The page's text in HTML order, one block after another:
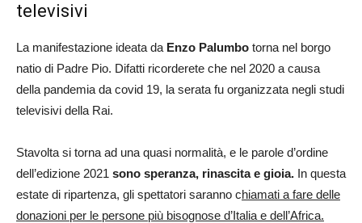
televisivi
La manifestazione ideata da Enzo Palumbo torna nel borgo
natio di Padre Pio. Difatti ricorderete che nel 2020 a causa
della pandemia da covid 19, la serata fu organizzata negli studi
televisivi della Rai.
Stavolta si torna ad una quasi normalità, e le parole d’ordine
dell’edizione 2021 sono speranza, rinascita e gioia. In questa
estate di ripartenza, gli spettatori saranno chiamati a fare delle
donazioni per le persone più bisognose d’Italia e dell’Africa.